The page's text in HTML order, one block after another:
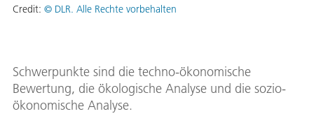
Credit: © DLR. Alle Rechte vorbehalten
Schwerpunkte sind die techno-ökonomische
Bewertung, die ökologische Analyse und die sozio-
ökonomische Analyse.